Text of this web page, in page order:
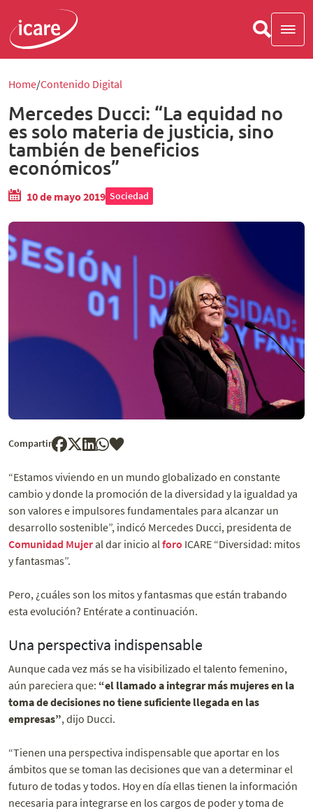
Home Contenido Digital
Mercedes Ducci: “La equidad no
es solo materia de justicia, sino
también de beneficios
económicos”
10 de mayo 2019 Sociedad
Compartir
“Estamos viviendo en un mundo globalizado en constante
cambio y donde la promoción de la diversidad y la igualdad ya
son valores e impulsores fundamentales para alcanzar un
desarrollo sostenible”, indicó Mercedes Ducci, presidenta de
Comunidad Mujeral dar inicio al foro ICARE “Diversidad: mitos
y fantasmas”.
Pero, ¿cuáles son los mitos y fantasmas que están trabando
esta evolución? Entérate a continuación.
Una perspectiva indispensable
Aunque cada vez más se ha visibilizado el talento femenino,
aún pareciera que: “el llamado a integrar más mujeres en la
toma de decisiones no tiene suficiente llegada en las
empresas”, dijo Ducci.
“Tienen una perspectiva indispensable que aportar en los
ámbitos que se toman las decisiones que van a determinar el
futuro de todas y todos. Hoy en día ellas tienen la información
necesaria para integrarse en los cargos de poder y toma de